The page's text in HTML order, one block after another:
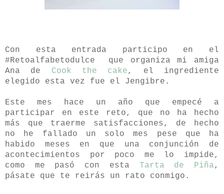
Con esta entrada participo en el
#Retoalfabetodulce
que organiza mi amiga
Ana de Cook the cake, el ingrediente
elegido esta vez fue el Jengibre.
Este mes hace un año que empecé a
participar en este reto, que no ha hecho
más que traerme satisfacciones, de hecho
no he fallado un solo mes pese que ha
habido meses en que una conjunción de
acontecimientos por poco me lo impide,
como me pasó con esta Tarta de Piña,
pásate que te reirás un rato conmigo.